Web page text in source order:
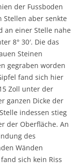
der Fussboden
Stellen aber senkte
an einer Stelle nahe
8° 30′. Die das
Steinen
gegraben worden
fand sich hier
Zoll unter der
ganzen Dicke der
indessen stieg
der Oberfläche. An
des
Wänden
sich kein Riss